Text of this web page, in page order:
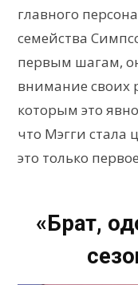
главного
семейства
первым шагам,
внимание своих
которым это
что Мэгги стала
это только
«Брат,